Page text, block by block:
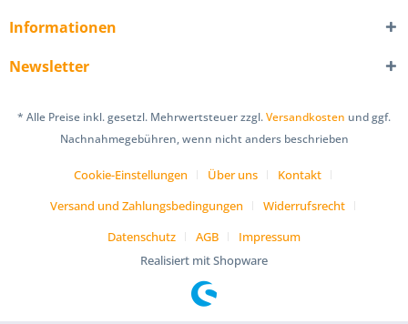
Informationen
Newsletter
* Alle Preise inkl. gesetzl. Mehrwertsteuer zzgl.Versandkosten und ggf.
Nachnahmegebühren, wenn nicht anders beschrieben
Cookie-Einstellungen Über uns
Kontakt
Versand und Zahlungsbedingungen
Widerrufsrecht
Datenschutz
AGB
Impressum
Realisiert mit Shopware